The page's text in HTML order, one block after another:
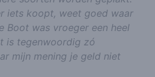
iets koopt, weet goed waar
Boot was vroeger een heel
is tegenwoordig zó
mijn mening je geld niet